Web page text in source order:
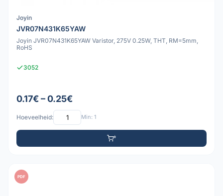
Joyin
JVR07N431K65YAW
Joyin JVR07N431K65YAW Varistor, 275V 0.25W, THT, RM=5mm,
RoHS
3052
0.17€ – 0.25€
Hoeveelheid: Min: 1
PDF